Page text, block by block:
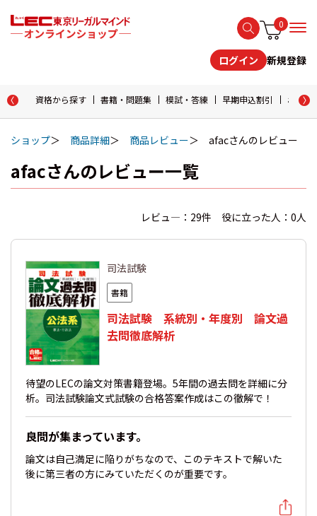
0
ログイン 新規登録
資格から探す 書籍・問題集 模試・答練 早期申込割引 おため
ショップ 商品詳細 商品レビュー afacさんのレビュー
afacさんのレビュー一覧
レビュ―：29件 役に立った人：0人
司法試験
書籍
司法試験 系統別・年度別 論文過
去問徹底解析
待望のLECの論文対策書籍登場。5年間の過去問を詳細に分
析。司法試験論文式試験の合格答案作成はこの徹解で！
良問が集まっています。
論文は自己満足に陥りがちなので、このテキストで解いた
後に第三者の方にみていただくのが重要です。